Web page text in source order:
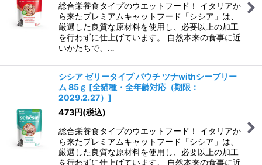
総合栄養食タイプのウエットフード！ イタリアか
ら来たプレミアムキャットフード「シシア」は、
厳選した良質な原材料を使用し、必要以上の加工
を行わずに仕上げています。 自然本来の食事に近
いかたちで、…
シシア ゼリータイプ パウチ ツナwithシーブリー
ム 85ｇ [全猫種・全年齢対応（期限：
2029.2.27） ]
473円(税込)
総合栄養食タイプのウエットフード！ イタリアか
ら来たプレミアムキャットフード「シシア」は、
厳選した良質な原材料を使用し、必要以上の加工
を行わずに仕上げています。 自然本来の食事に近